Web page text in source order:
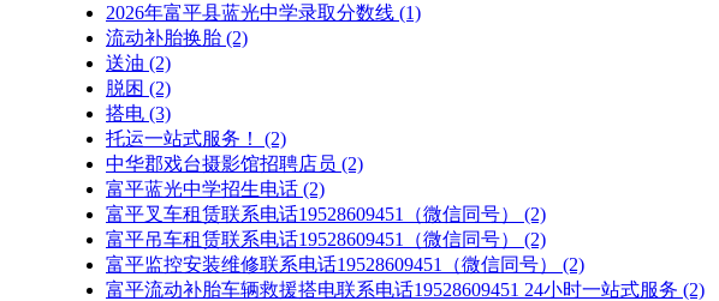
2026年富平县蓝光中学录取分数线 (1)
流动补胎换胎 (2)
送油 (2)
脱困 (2)
搭电 (3)
托运一站式服务！
(2)
中华郡戏台摄影馆招聘店员 (2)
富平蓝光中学招生电话 (2)
富平叉车租赁联系电话19528609451（微信同号）
(2)
富平吊车租赁联系电话19528609451（微信同号）
(2)
富平监控安装维修联系电话19528609451（微信同号）
(2)
富平流动补胎车辆救援搭电联系电话19528609451 24小时一站式服务 (2)